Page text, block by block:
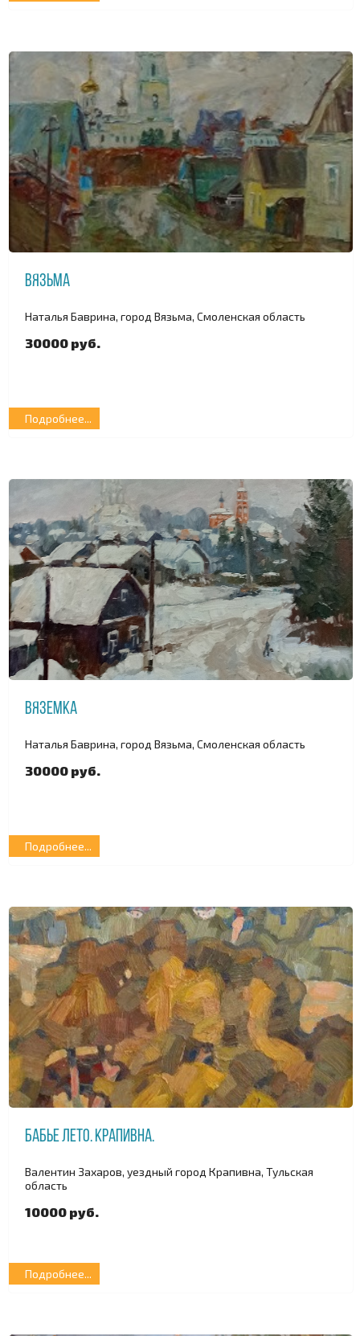
Вязьма
Наталья Баврина, город Вязьма, Смоленская область
30000 руб.
Подробнее...
Вяземка
Наталья Баврина, город Вязьма, Смоленская область
30000 руб.
Подробнее...
Бабье лето. Крапивна.
Валентин Захаров, уездный город Крапивна, Тульская
область
10000 руб.
Подробнее...